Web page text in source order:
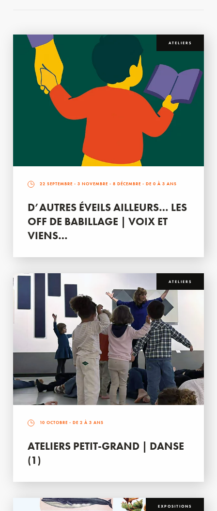
ATELIERS
22 SEPTEMBRE - 3 NOVEMBRE - 8 DÉCEMBRE - DE 0 À 3 ANS
D’AUTRES ÉVEILS AILLEURS… LES
OFF DE BABILLAGE | VOIX ET
VIENS…
ATELIERS
10 OCTOBRE - DE 2 À 3 ANS
ATELIERS PETIT-GRAND | DANSE
(1)
EXPOSITIONS